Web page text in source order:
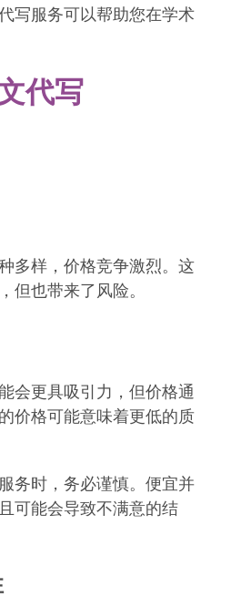
写服务可以帮助您在学术
代写
多样，价格竞争激烈。这
但也带来了风险。
会更具吸引力，但价格通
价格可能意味着更低的质
务时，务必谨慎。便宜并
可能会导致不满意的结